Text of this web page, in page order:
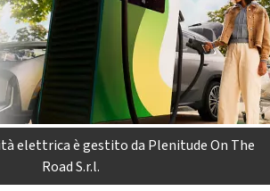
elettrica è gestito da Plenitude On The
Road S.r.l.